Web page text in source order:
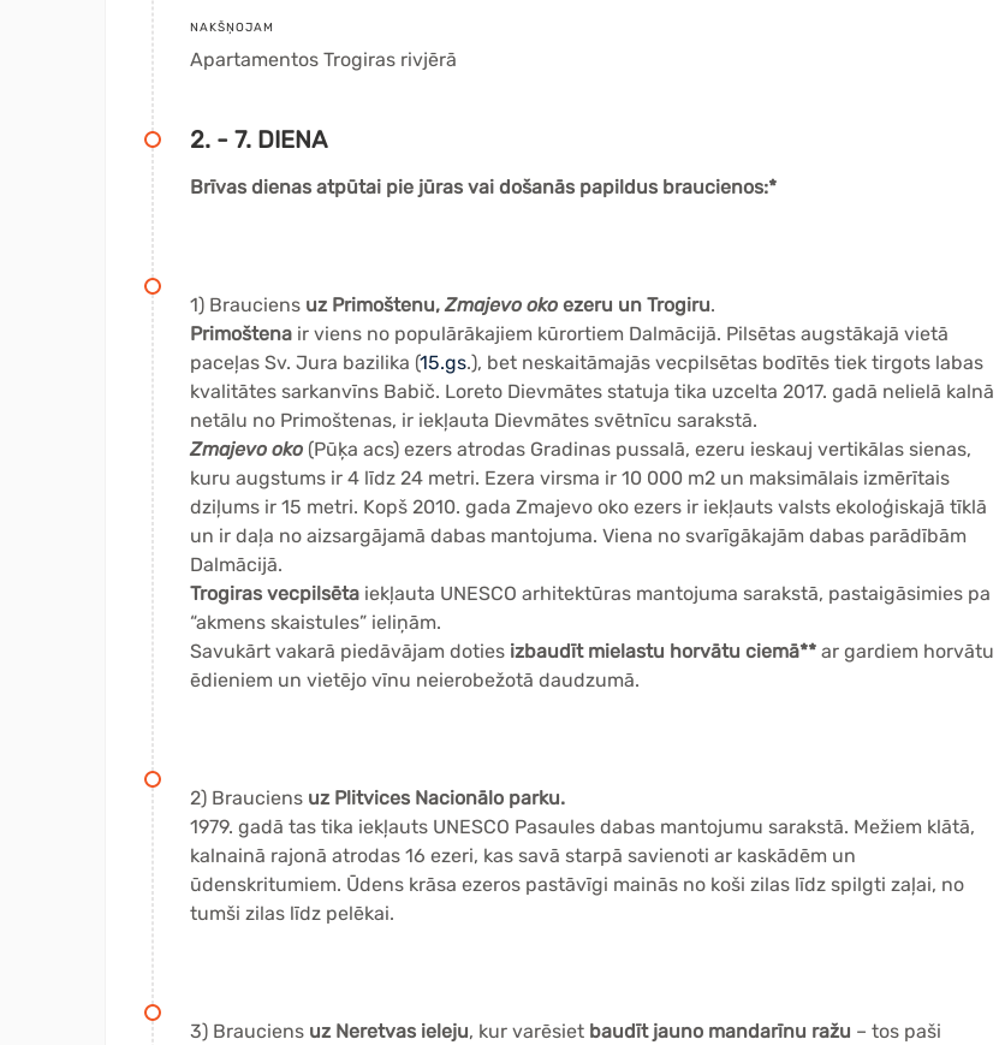
NAKŠŅOJAM
Apartamentos Trogiras rivjērā
2. - 7. DIENA
Brīvas dienas atpūtai pie jūras vai došanās papildus braucienos:*
1) Brauciens uz Primoštenu,Zmajevo oko ezeru un Trogiru.
Primoštena ir viens no populārākajiem kūrortiem Dalmācijā. Pilsētas augstākajā vietā
paceļas Sv. Jura bazilika (15.gs.), bet neskaitāmajās vecpilsētas bodītēs tiek tirgots labas
kvalitātes sarkanvīns Babič. Loreto Dievmātes statuja tika uzcelta 2017. gadā nelielā kalnā
netālu no Primoštenas, ir iekļauta Dievmātes svētnīcu sarakstā.
Zmajevo oko (Pūķa acs) ezers atrodas Gradinas pussalā, ezeru ieskauj vertikālas sienas,
kuru augstums ir 4 līdz 24 metri. Ezera virsma ir 10 000 m2 un maksimālais izmērītais
dziļums ir 15 metri. Kopš 2010. gada Zmajevo oko ezers ir iekļauts valsts ekoloģiskajā tīklā
un ir daļa no aizsargājamā dabas mantojuma. Viena no svarīgākajām dabas parādībām
Dalmācijā.
Trogiras vecpilsēta iekļauta UNESCO arhitektūras mantojuma sarakstā, pastaigāsimies pa
“akmens skaistules” ieliņām.
Savukārt vakarā piedāvājam doties izbaudīt mielastu horvātu ciemā** ar gardiem horvātu
ēdieniem un vietējo vīnu neierobežotā daudzumā.
2) Brauciens uz Plitvices Nacionālo parku.
1979. gadā tas tika iekļauts UNESCO Pasaules dabas mantojumu sarakstā. Mežiem klātā,
kalnainā rajonā atrodas 16 ezeri, kas savā starpā savienoti ar kaskādēm un
ūdenskritumiem. Ūdens krāsa ezeros pastāvīgi mainās no koši zilas līdz spilgti zaļai, no
tumši zilas līdz pelēkai.
3) Brauciens uz Neretvas ieleju, kur varēsiet baudīt jauno mandarīnu ražu – tos paši